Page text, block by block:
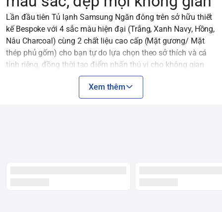
Lần đầu tiên Tủ lạnh Samsung Ngăn đông trên sở hữu thiết
kế Bespoke với 4 sắc màu hiện đại (Trắng, Xanh Navy, Hồng,
Nâu Charcoal) cùng 2 chất liệu cao cấp (Mặt gương/ Mặt
thép phủ gốm) cho bạn tự do lựa chọn theo sở thích và cá
tính riêng, đồng thời tạo điểm nhấn thú vị cho không gian
bếp. Sẵn sàng khởi tạo xu hướng với những sắc màu dành
riêng cho bạn. Hãy là người đầu tiên và duy nhất ghi dấu
phong cách với tủ lạnh Bespoke Ngăn đông trên thế hệ mới.
Xem thêm